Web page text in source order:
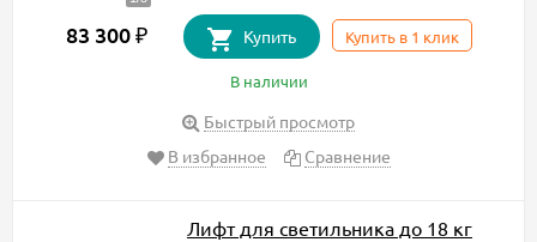
83 300 ₽ Купить Купить в 1 клик
В наличии
Быстрый просмотр
В избранное
Сравнение
Лифт для светильника до 18 кг